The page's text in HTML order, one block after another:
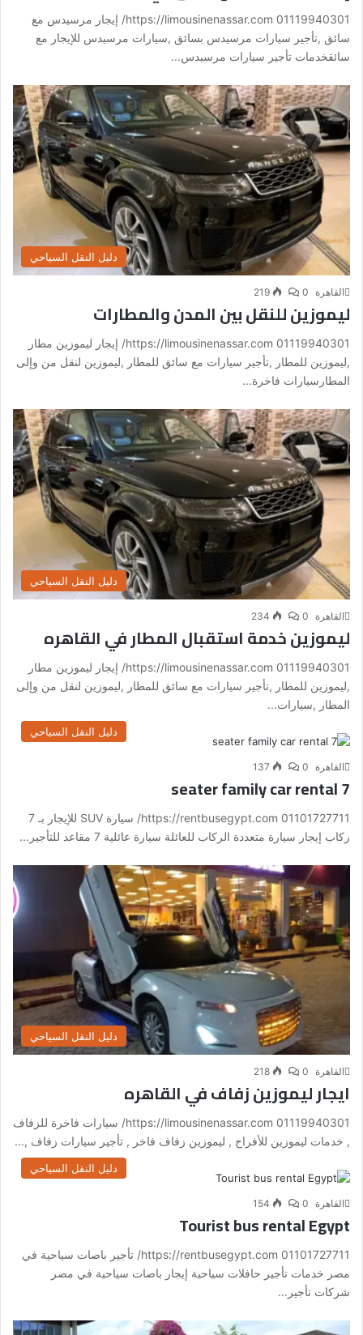
01119940301 https://limousinenassar.com/ إيجار مرسيدس مع
سائق ,تأجير سيارات مرسيدس بسائق ,سيارات مرسيدس للإيجار مع
سائقخدمات تأجير سيارات مرسيدس...
دليل النقل السياحي
القاهرة 0
219
ليموزين للنقل بين المدن والمطارات
01119940301 https://limousinenassar.com/ إيجار ليموزين مطار
,ليموزين للمطار ,تأجير سيارات مع سائق للمطار ,ليموزين لنقل من وإلى
المطارسيارات فاخرة...
دليل النقل السياحي
القاهرة 0
234
ليموزين خدمة استقبال المطار في القاهره
01119940301 https://limousinenassar.com/ إيجار ليموزين مطار
,ليموزين للمطار ,تأجير سيارات مع سائق للمطار ,ليموزين لنقل من وإلى
المطار ,سيارات...
دليل النقل السياحي
القاهرة 0
137
7 seater family car rental
01101727711 https://rentbusegypt.com/ سيارة SUV للإيجار بـ 7
ركاب إيجار سيارة متعددة الركاب للعائلة سيارة عائلية 7 مقاعد للتأجير...
دليل النقل السياحي
القاهرة 0
218
ايجار ليموزين زفاف في القاهره
01119940301 https://limousinenassar.com/ سيارات فاخرة للزفاف
, خدمات ليموزين للأفراح , ليموزين زفاف فاخر , تأجير سيارات زفاف ,...
دليل النقل السياحي
القاهرة 0
154
Tourist bus rental Egypt
01101727711 https://rentbusegypt.com/ تأجير باصات سياحية في
مصر خدمات تأجير حافلات سياحية إيجار باصات سياحية في مصر
شركات تأجير...